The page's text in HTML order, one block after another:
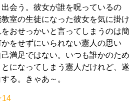
出会う。彼女が誰を呪っているの
室の生徒になった彼女を気に掛け
おせっかいと言ってしまうのは簡
をせずにいられない憲人の思い
満足ではない。いつも誰かのため
になってしまう憲人だけれど、遂
る。きゃあ～。